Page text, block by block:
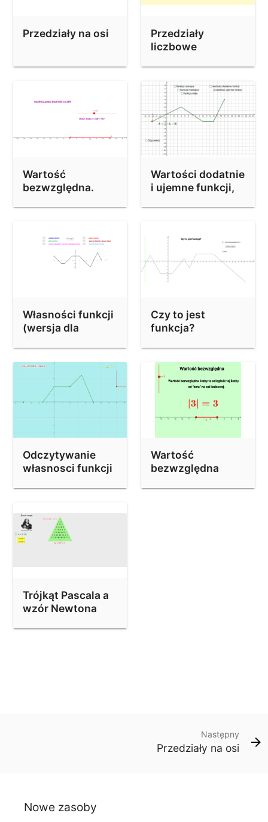
Trójkąt Pascala a wzór Newtona
Przedziały na osi
Przedziały
liczbowe
Wartość
bezwzględna.
Wartości dodatnie
i ujemne funkcji,
Własności funkcji
(wersja dla
liceum)
Czy to jest
funkcja?
Odczytywanie
własnosci funkcji
Wartość
bezwzględna
Trójkąt Pascala a
wzór Newtona
Następny
Przedziały na osi
Nowe zasoby